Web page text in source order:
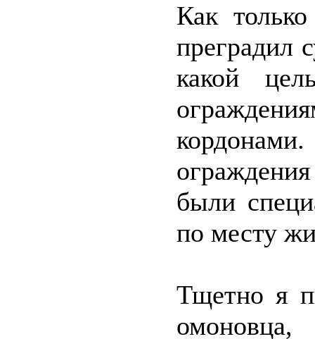
Как
преградил
какой
были
по месту
Тщетно я